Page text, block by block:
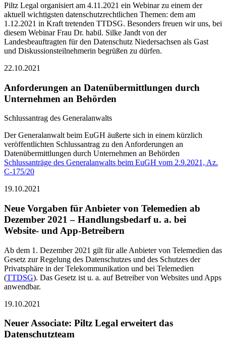
Piltz Legal organisiert am 4.11.2021 ein Webinar zu einem der
aktuell wichtigsten datenschutzrechtlichen Themen: dem am
1.12.2021 in Kraft tretenden TTDSG. Besonders freuen wir uns, bei
diesem Webinar Frau Dr. habil. Silke Jandt von der
Landesbeauftragten für den Datenschutz Niedersachsen als Gast
und Diskussionsteilnehmerin begrüßen zu dürfen.
22.10.2021
Anforderungen an Datenübermittlungen durch
Unternehmen an Behörden
Schlussantrag des Generalanwalts
Der Generalanwalt beim EuGH äußerte sich in einem kürzlich
veröffentlichten Schlussantrag zu den Anforderungen an
Datenübermittlungen durch Unternehmen an Behörden
Schlussanträge des Generalanwalts beim EuGH vom 2.9.2021, Az.
C-175/20
19.10.2021
Neue Vorgaben für Anbieter von Telemedien ab
Dezember 2021 – Handlungsbedarf u. a. bei
Website- und App-Betreibern
Ab dem 1. Dezember 2021 gilt für alle Anbieter von Telemedien das
Gesetz zur Regelung des Datenschutzes und des Schutzes der
Privatsphäre in der Telekommunikation und bei Telemedien
(TTDSG). Das Gesetz ist u. a. auf Betreiber von Websites und Apps
anwendbar.
19.10.2021
Neuer Associate: Piltz Legal erweitert das
Datenschutzteam